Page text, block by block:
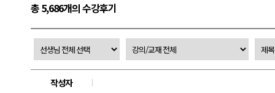
총 5,686개의 수강후기
작성자